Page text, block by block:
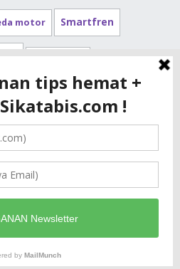
motor Smartfren
syarat kpr
tips kendaraan